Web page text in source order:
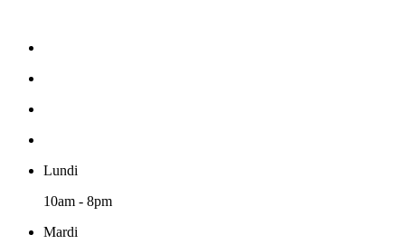
Lundi
10am - 8pm
Mardi